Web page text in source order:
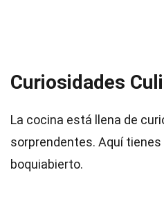
Curiosidades
La cocina está llena de
sorprendentes. Aquí
boquiabierto.